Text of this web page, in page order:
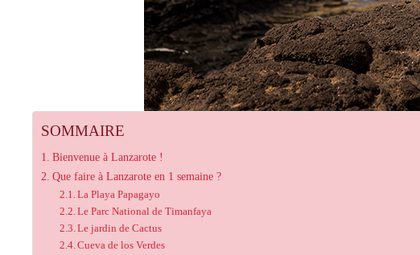
SOMMAIRE
Bienvenue à Lanzarote !
Que faire à Lanzarote en 1 semaine ?
La Playa Papagayo
Le Parc National de Timanfaya
Le jardin de Cactus
Cueva de los Verdes